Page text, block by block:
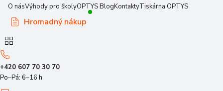
O násVýhody pro školyOPTYS BlogKontaktyTiskárna OPTYS
Hromadný nákup
+420 607 70 30 70
Po–Pá: 6–16 h